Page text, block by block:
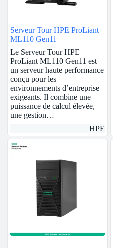
Serveur Tour HPE ProLiant
ML110 Gen11
Le Serveur Tour HPE
ProLiant ML110 Gen11 est
un serveur haute performance
conçu pour les
environnements d’entreprise
exigeants. Il combine une
puissance de calcul élevée,
une gestion…
HPE